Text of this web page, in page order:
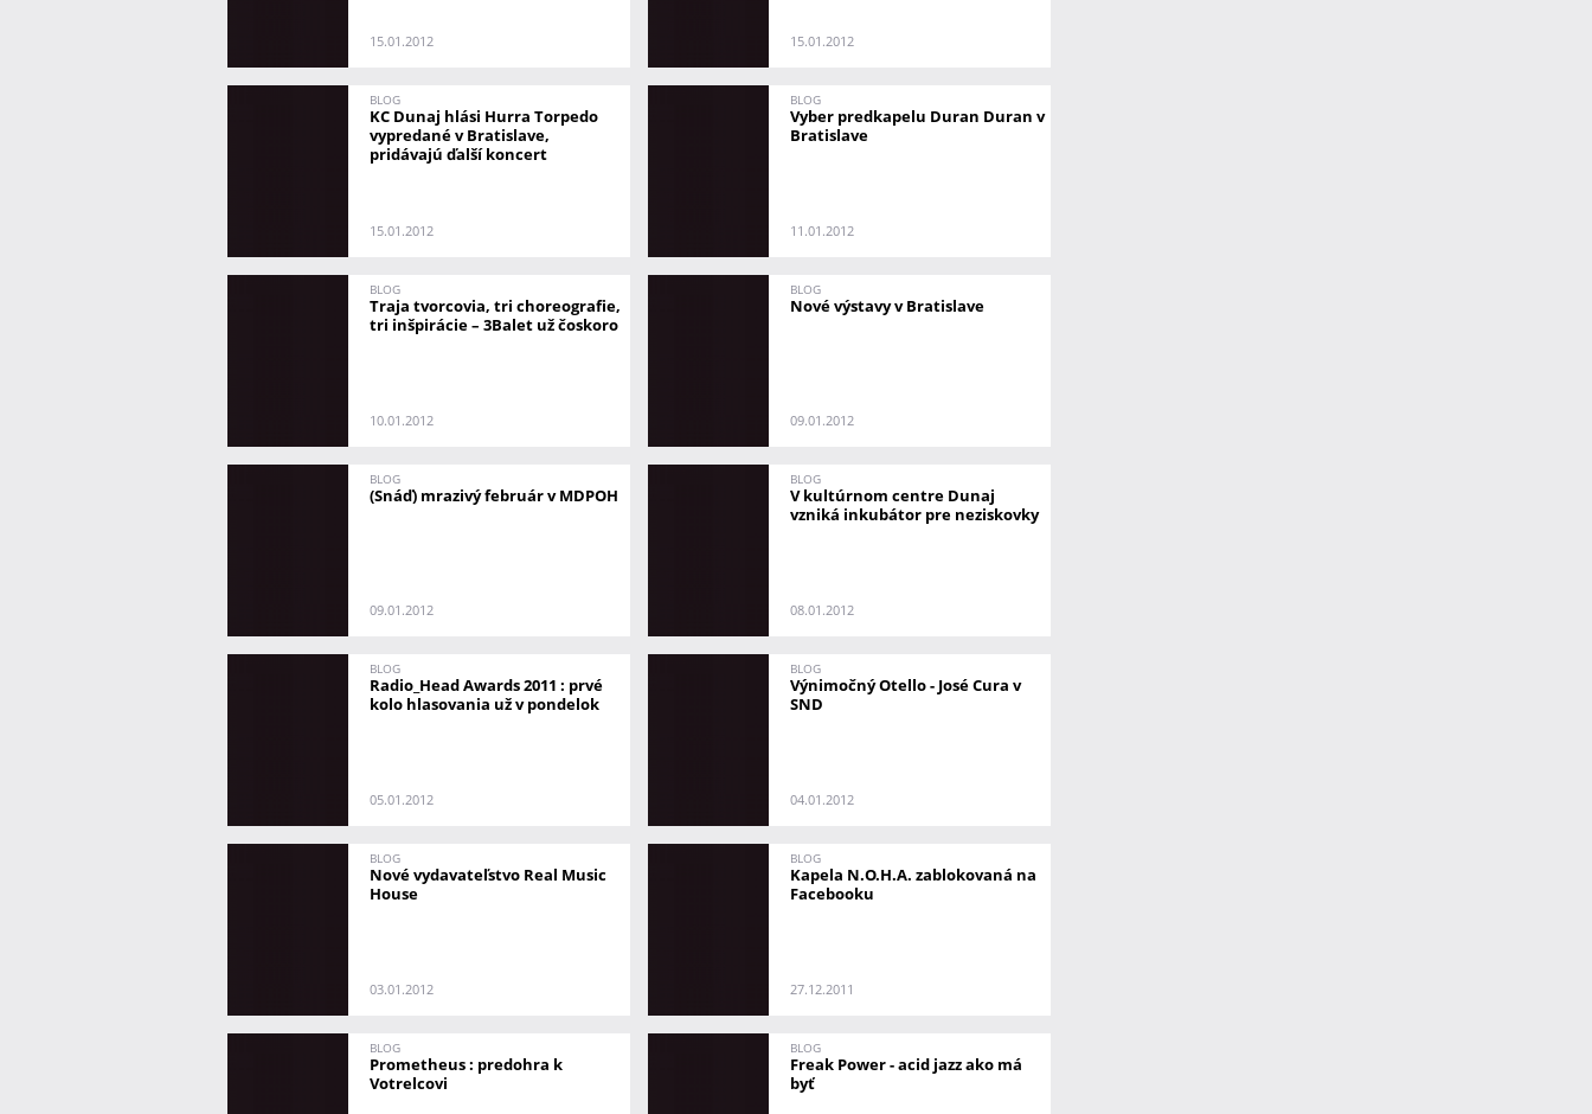
15.01.2012 15.01.2012
BLOG
KC Dunaj hlási Hurra Torpedo
vypredané v Bratislave,
pridávajú ďalší koncert
15.01.2012
BLOG
Vyber predkapelu Duran Duran v
Bratislave
11.01.2012
BLOG
Traja tvorcovia, tri choreografie,
tri inšpirácie – 3Balet už čoskoro
10.01.2012
BLOG
Nové výstavy v Bratislave
09.01.2012
BLOG
(Snáď) mrazivý február v MDPOH
09.01.2012
BLOG
V kultúrnom centre Dunaj
vzniká inkubátor pre neziskovky
08.01.2012
BLOG
Radio_Head Awards 2011 : prvé
kolo hlasovania už v pondelok
05.01.2012
BLOG
Výnimočný Otello - José Cura v
SND
04.01.2012
BLOG
Nové vydavateľstvo Real Music
House
03.01.2012
BLOG
Kapela N.O.H.A. zablokovaná na
Facebooku
27.12.2011
BLOG
Prometheus : predohra k
Votrelcovi
BLOG
Freak Power - acid jazz ako má
byť